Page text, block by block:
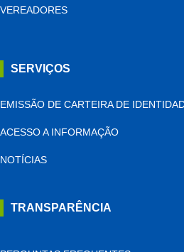
VEREADORES
SERVIÇOS
EMISSÃO DE CARTEIRA DE
ACESSO A INFORMAÇÃO
NOTÍCIAS
TRANSPARÊNCIA